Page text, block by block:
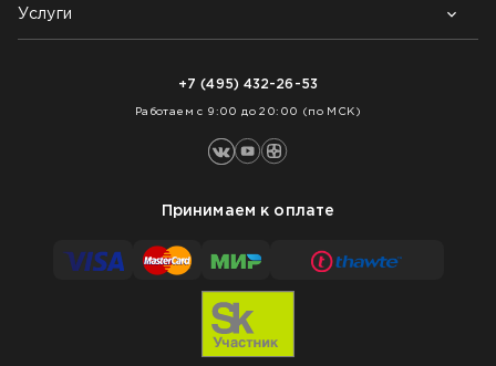
Блог
Возврат товара
Как заказать
Услуги
+7 (495) 432-26-53
Работаем с 9:00 до 20:00 (по МСК)
Принимаем к оплате